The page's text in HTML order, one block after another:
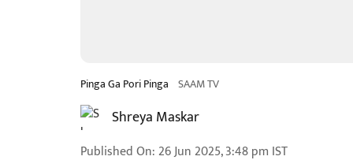
Pinga Ga Pori Pinga SAAM TV
Shreya Maskar
Published On: 26 Jun 2025, 3:48 pm IST